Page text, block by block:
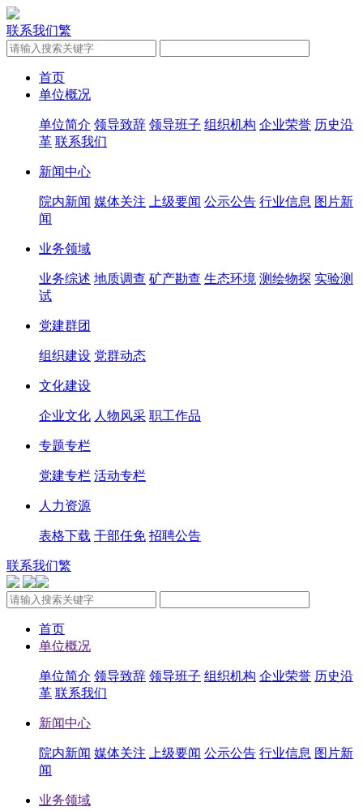
联系我们繁
首页
单位概况
单位简介 领导致辞 领导班子 组织机构 企业荣誉 历史沿
革 联系我们
新闻中心
院内新闻 媒体关注 上级要闻 公示公告 行业信息 图片新
闻
业务领域
业务综述 地质调查 矿产勘查 生态环境 测绘物探 实验测
试
党建群团
组织建设 党群动态
文化建设
企业文化 人物风采 职工作品
专题专栏
党建专栏 活动专栏
人力资源
表格下载 干部任免 招聘公告
联系我们繁
首页
单位概况
单位简介 领导致辞 领导班子 组织机构 企业荣誉 历史沿
革 联系我们
新闻中心
院内新闻 媒体关注 上级要闻 公示公告 行业信息 图片新
闻
业务领域